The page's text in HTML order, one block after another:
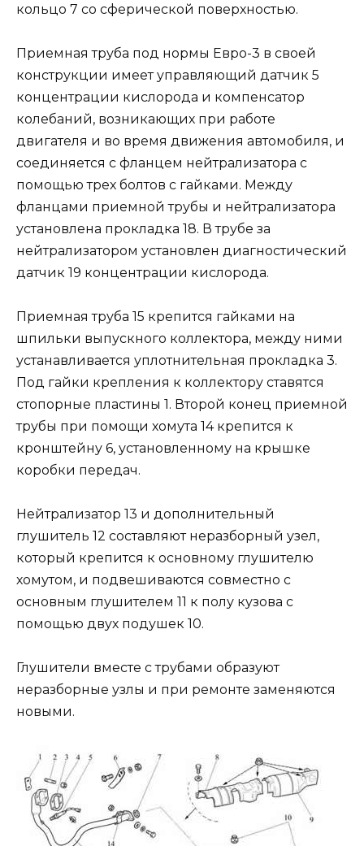
кольцо 7 со сферической поверхностью.
Приемная труба под нормы Евро-3 в своей
конструкции имеет управляющий датчик 5
концентрации кислорода и компенсатор
колебаний, возникающих при работе
двигателя и во время движения автомобиля, и
соединяется с фланцем нейтрализатора с
помощью трех болтов с гайками. Между
фланцами приемной трубы и нейтрализатора
установлена прокладка 18. В трубе за
нейтрализатором установлен диагностический
датчик 19 концентрации кислорода.
Приемная труба 15 крепится гайками на
шпильки выпускного коллектора, между ними
устанавливается уплотнительная прокладка 3.
Под гайки крепления к коллектору ставятся
стопорные пластины 1. Второй конец приемной
трубы при помощи хомута 14 крепится к
кронштейну 6, установленному на крышке
коробки передач.
Нейтрализатор 13 и дополнительный
глушитель 12 составляют неразборный узел,
который крепится к основному глушителю
хомутом, и подвешиваются совместно с
основным глушителем 11 к полу кузова с
помощью двух подушек 10.
Глушители вместе с трубами образуют
неразборные узлы и при ремонте заменяются
новыми.